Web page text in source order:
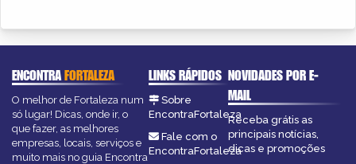
ENCONTRAFORTALEZA
O melhor de Fortaleza num
só lugar! Dicas, onde ir, o
que fazer, as melhores
empresas, locais, serviços e
muito mais no guia Encontra
LINKS RÁPIDOS
Sobre
EncontraFortaleza
Fale com o
EncontraFortaleza
NOVIDADES POR E-
MAIL
Receba grátis as
principais notícias,
dicas e promoções